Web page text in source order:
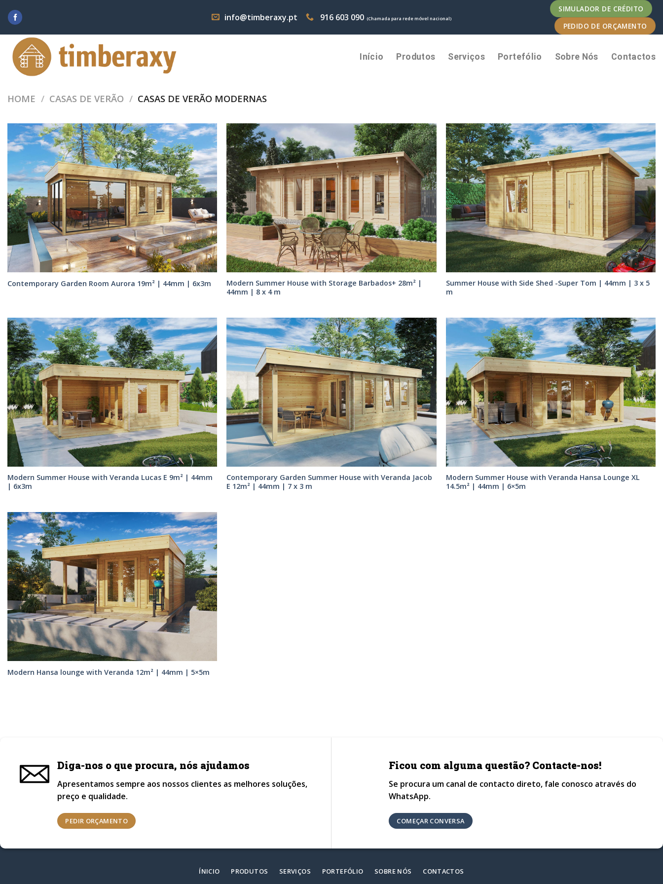
to
info@timberaxy.pt 916 603 090 (Chamada para rede móvel nacional)
SIMULADOR DE CRÉDITO
PEDIDO DE ORÇAMENTO
Início Produtos Serviços Portefólio Sobre Nós Contactos
HOME / CASAS DE VERÃO / CASAS DE VERÃO MODERNAS
Contemporary Garden Room Aurora 19m² | 44mm | 6x3m
Modern Summer House with Storage Barbados+ 28m² |
44mm | 8 x 4 m
Summer House with Side Shed -Super Tom | 44mm | 3 x 5
m
Modern Summer House with Veranda Lucas E 9m² | 44mm
| 6x3m
Contemporary Garden Summer House with Veranda Jacob
E 12m² | 44mm | 7 x 3 m
Modern Summer House with Veranda Hansa Lounge XL
14.5m² | 44mm | 6×5m
Modern Hansa lounge with Veranda 12m² | 44mm | 5×5m
Diga-nos o que procura, nós ajudamos
Apresentamos sempre aos nossos clientes as melhores soluções,
preço e qualidade.
PEDIR ORÇAMENTO
Ficou com alguma questão? Contacte-nos!
Se procura um canal de contacto direto, fale conosco através do
WhatsApp.
COMEÇAR CONVERSA
ÍNICIO PRODUTOS SERVIÇOS PORTEFÓLIO SOBRE NÓS CONTACTOS